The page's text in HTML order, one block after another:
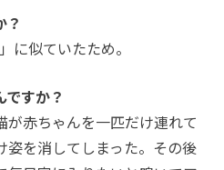
に似ていたため。
すか？
が赤ちゃんを一匹だけ連れて
を消してしまった。その後